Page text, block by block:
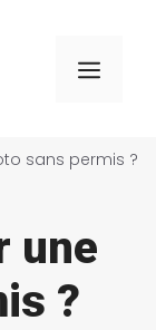
Menu
sans permis ?
une
?